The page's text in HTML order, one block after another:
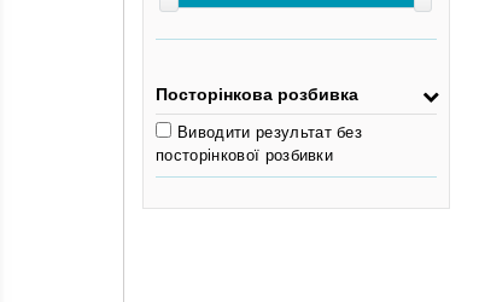
Посторінкова розбивка
Виводити результат без
посторінкової розбивки